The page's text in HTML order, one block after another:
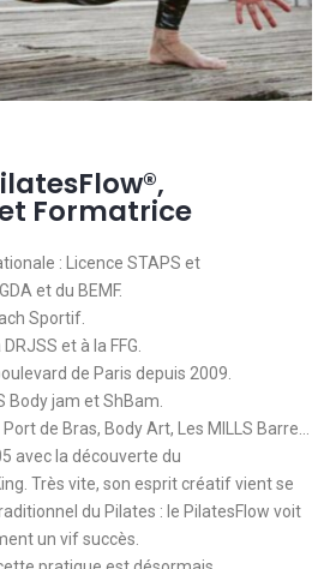
Formatrice
: Licence STAPS et
et du BEMF.
Sportif.
et à la FFG.
de Paris depuis 2009.
Body jam et ShBam.
de Bras, Body Art, Les MILLS Barre…
avec la découverte du
Très vite, son esprit créatif vient se
du Pilates : le PilatesFlow voit
un vif succès.